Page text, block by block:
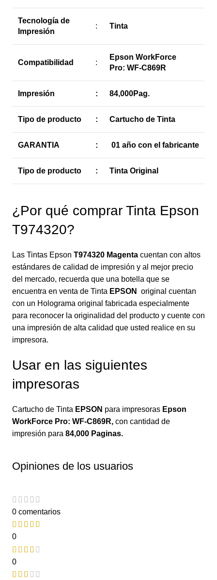
Tecnología de
Impresión
: Tinta
Compatibilidad :
Epson WorkForce
Pro: WF-C869R
Impresión : 84,000Pag.
Tipo de producto : Cartucho de Tinta
GARANTIA : 01 año con el fabricante
Tipo de producto : Tinta Original
¿Por qué comprar Tinta Epson
T974320?
Las Tintas Epson T974320 Magenta cuentan con altos
estándares de calidad de impresión y al mejor precio
del mercado, recuerda que una botella que se
encuentra en venta de Tinta EPSON
original cuentan
con un Holograma original fabricada especialmente
para reconocer la originalidad del producto y cuente con
una impresión de alta calidad que usted realice en su
impresora.
Usar en las siguientes
impresoras
Cartucho de Tinta EPSON para impresoras Epson
WorkForce Pro: WF-C869R, con cantidad de
impresión para 84,000 Paginas.
Opiniones de los usuarios
0 comentarios
0
0